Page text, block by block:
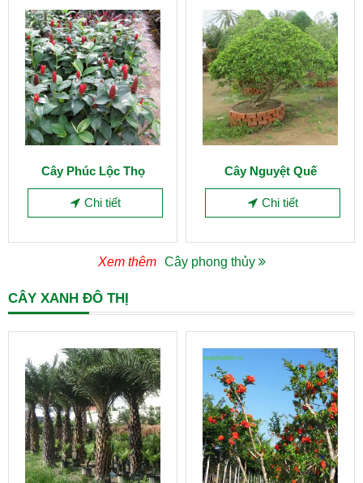
Cây Phúc Lộc Thọ
Chi tiết
Cây Nguyệt Quế
Chi tiết
Xem thêm Cây phong thủy
CÂY XANH ĐÔ THỊ